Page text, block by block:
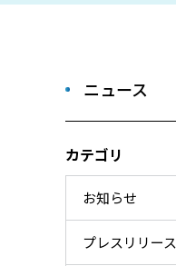
ニュース
カテゴリ
お知らせ
プレスリリース